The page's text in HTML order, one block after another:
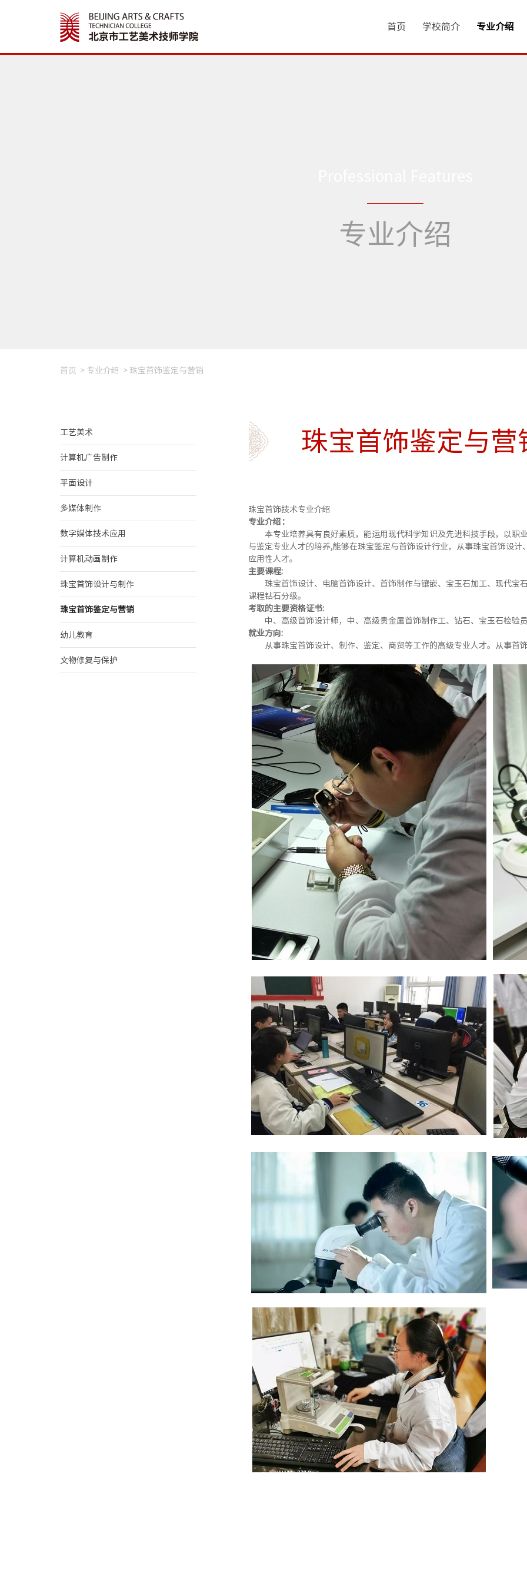
首页 学校简介 专业介绍
专业介绍
首页 > 专业介绍 > 珠宝首饰鉴定与营销
工艺美术
计算机广告制作
平面设计
多媒体制作
数字媒体技术应用
计算机动画制作
珠宝首饰设计与制作
珠宝首饰鉴定与营销
幼儿教育
文物修复与保护
珠宝首饰鉴定与营
珠宝首饰技术专业介绍
专业介绍：
本专业培养具有良好素质，能运用现代科学知识及先进科技手段，以职
与鉴定专业人才的培养,能够在珠宝鉴定与首饰设计行业，从事珠宝首饰设
应用性人才。
主要课程:
珠宝首饰设计、电脑首饰设计、首饰制作与镶嵌、宝玉石加工、现代宝
课程钻石分级。
考取的主要资格证书:
中、高级首饰设计师，中、高级贵金属首饰制作工、钻石、宝玉石检验
就业方向:
从事珠宝首饰设计、制作、鉴定、商贸等工作的高级专业人才。从事首